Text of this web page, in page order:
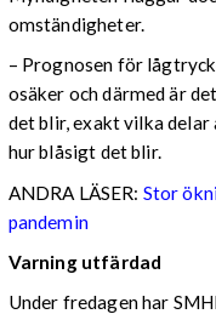
omständigheter.
– Prognosen för
osäker och därmed är
det blir, exakt vilka
hur blåsigt det blir.
ANDRA LÄSER: Stor
pandemin
Varning utfärdad
Under fredagen har